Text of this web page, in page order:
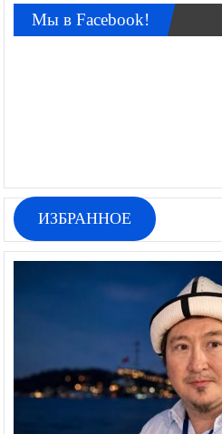
Мы в Facebook!
ИЗБРАННОЕ